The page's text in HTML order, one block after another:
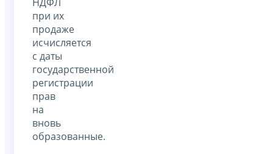
при их
продаже
исчисляется
с даты
государственной
регистрации
прав
на
вновь
образованные.